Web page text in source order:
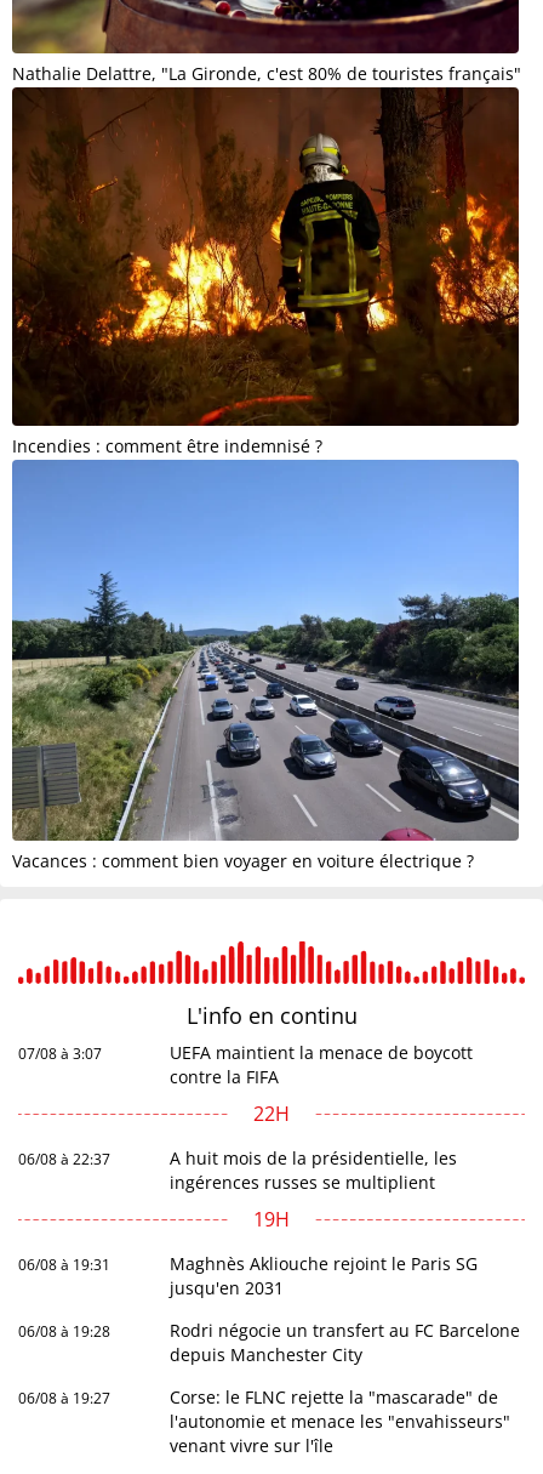
Nathalie Delattre, "La Gironde, c'est 80% de touristes français"
Incendies : comment être indemnisé ?
Vacances : comment bien voyager en voiture électrique ?
L'info en continu
07/08 à 3:07
UEFA maintient la menace de boycott
contre la FIFA
22H
06/08 à 22:37
A huit mois de la présidentielle, les
ingérences russes se multiplient
19H
06/08 à 19:31
Maghnès Akliouche rejoint le Paris SG
jusqu'en 2031
06/08 à 19:28
Rodri négocie un transfert au FC Barcelone
depuis Manchester City
06/08 à 19:27
Corse: le FLNC rejette la "mascarade" de
l'autonomie et menace les "envahisseurs"
venant vivre sur l'île